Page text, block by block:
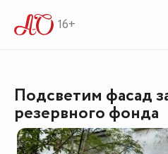
16+
Подсветим фасад
резервного фонда